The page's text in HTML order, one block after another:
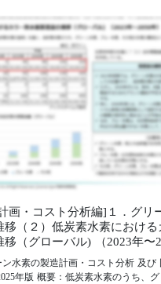
画・コスト分析編]１．グリ
移（２）低炭素水素におけ
（グローバル) （2023年〜
水素の製造計画・コスト分析 及び
年版 概要：低炭素水素のうち、